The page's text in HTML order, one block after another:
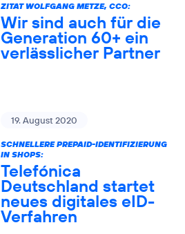
ZITAT WOLFGANG METZE, CCO:
Wir sind auch für die
Generation 60+ ein
verlässlicher Partner
19. August 2020
SCHNELLERE PREPAID-IDENTIFIZIERUNG
IN SHOPS:
Telefónica
Deutschland startet
neues digitales eID-
Verfahren